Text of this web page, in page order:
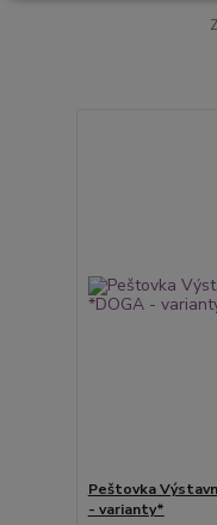
Peštovka
- varianty*